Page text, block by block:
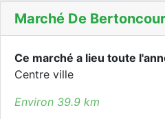
Marché De
Ce marché a lieu toute
Centre ville
Environ 39.9 km